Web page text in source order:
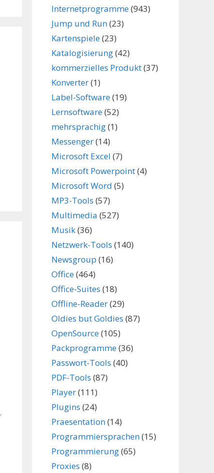
,
Internetprogramme(943)
Jump und Run(23)
Kartenspiele(23)
Katalogisierung(42)
kommerzielles Produkt(37)
Konverter(1)
Label-Software(19)
Lernsoftware(52)
mehrsprachig(1)
Messenger(14)
Microsoft Excel (7)
Microsoft Powerpoint(4)
Microsoft Word (5)
MP3-Tools (57)
Multimedia (527)
Musik(36)
Netzwerk-Tools (140)
Newsgroup (16)
Office(464)
Office-Suites (18)
Offline-Reader(29)
Oldies but Goldies (87)
OpenSource(105)
Packprogramme(36)
Passwort-Tools (40)
PDF-Tools (87)
Player(111)
Plugins (24)
Praesentation(14)
Programmiersprachen(15)
Programmierung(65)
Proxies (8)